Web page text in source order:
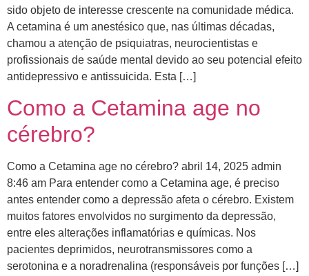
sido objeto de interesse crescente na comunidade médica.
A cetamina é um anestésico que, nas últimas décadas,
chamou a atenção de psiquiatras, neurocientistas e
profissionais de saúde mental devido ao seu potencial efeito
antidepressivo e antissuicida. Esta […]
Como a Cetamina age no
cérebro?
Como a Cetamina age no cérebro? abril 14, 2025 admin
8:46 am Para entender como a Cetamina age, é preciso
antes entender como a depressão afeta o cérebro. ​Existem
muitos fatores envolvidos no surgimento da depressão,
entre eles alterações inflamatórias e químicas. Nos
pacientes deprimidos, neurotransmissores como a
serotonina e a noradrenalina (responsáveis por funções […]